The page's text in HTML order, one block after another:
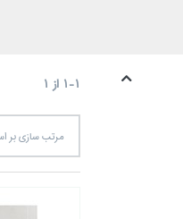
1-1 از 1
مرتب سازي بر